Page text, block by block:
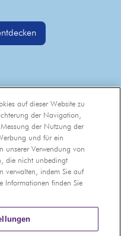
auf dieser Website zu
der Navigation,
der Nutzung der
und für ein
unserer Verwendung von
die nicht unbedingt
verwalten, indem Sie auf
Informationen finden Sie